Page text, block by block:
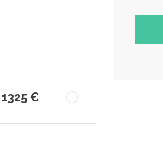
1325 €